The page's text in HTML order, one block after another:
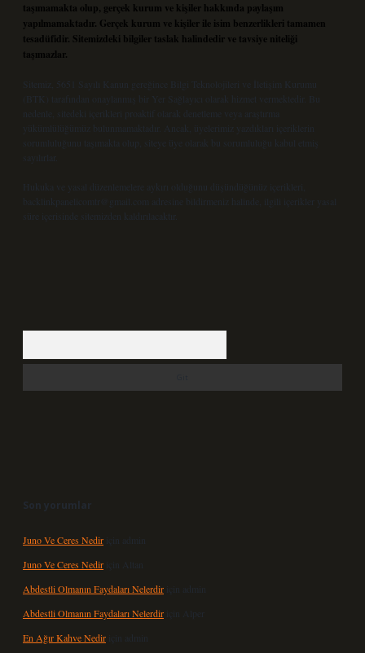
taşımamakta olup, gerçek kurum ve kişiler hakkında paylaşım
yapılmamaktadır. Gerçek kurum ve kişiler ile isim benzerlikleri tamamen
tesadüfidir. Sitemizdeki bilgiler taslak halindedir ve tavsiye niteliği
taşımazlar.
Sitemiz, 5651 Sayılı Kanun gereğince Bilgi Teknolojileri ve İletişim Kurumu
(BTK) tarafından onaylanmış bir Yer Sağlayıcı olarak hizmet vermektedir. Bu
nedenle, sitedeki içerikleri proaktif olarak denetleme veya araştırma
yükümlülüğümüz bulunmamaktadır. Ancak, üyelerimiz yazdıkları içeriklerin
sorumluluğunu taşımakta olup, siteye üye olarak bu sorumluluğu kabul etmiş
sayılırlar.
Hukuka ve yasal düzenlemelere aykırı olduğunu düşündüğünüz içerikleri,
backlinkpanelicomtr@gmail.com
adresine bildirmeniz halinde, ilgili içerikler yasal
süre içerisinde sitemizden kaldırılacaktır.
Son yorumlar
Juno Ve Ceres Nedir için
admin
Juno Ve Ceres Nedir için Altan
Abdestli Olmanın Faydaları Nelerdir için
admin
Abdestli Olmanın Faydaları Nelerdir için Alper
En Ağır Kahve Nedir için admin